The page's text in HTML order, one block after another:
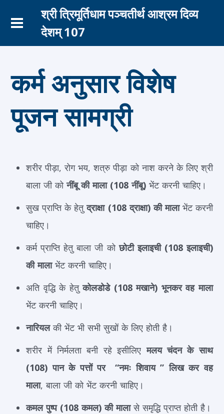
श्री त्रिमूर्तिधाम पञ्चतीर्थ आश्रम दिव्य
देशम् 107
कर्म अनुसार विशेष
पूजन सामग्री
शरीर पीड़ा, रोग भय, शत्रु पीड़ा को नाश करने के लिए श्री
बाला जी कोनींबू की माला (108 नींबू) भेंट करनी चाहिए।
सुख प्राप्ति के हेतुद्राक्षा (108 द्राक्षा) की मालाभेंट करनी
चाहिए।
कर्म प्राप्ति हेतु बाला जी कोछोटी इलाइची (108 इलाइची)
की मालाभेंट करनी चाहिए।
अति वृद्धि के हेतुकोलडोडे (108 मखाने) भूनकर वह माला
भेंट करनी चाहिए।
नारियलकी भेंट भी सभी सुखों के लिए होती है।
शरीर में निर्मलता बनी रहे इसीलिएमलय चंदन के साथ
(108) पान के पत्तों पर “नमः शिवाय ” लिख कर वह
माला, बाला जी को भेंट करनी चाहिए।
कमल पुष्प (108 कमल) की मालासे समृद्धि प्राप्त होती है।